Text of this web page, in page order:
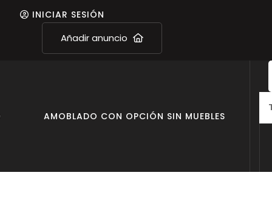
INICIAR SESIÓN
Añadir anuncio
AMOBLADO CON OPCIÓN SIN MUEBLES